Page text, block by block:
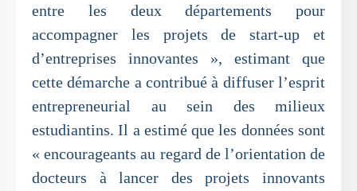
entre les deux départements pour
accompagner les projets de start-up et
d’entreprises innovantes », estimant que
cette démarche a contribué à diffuser l’esprit
entrepreneurial au sein des milieux
estudiantins. Il a estimé que les données sont
« encourageants au regard de l’orientation de
docteurs à lancer des projets innovants